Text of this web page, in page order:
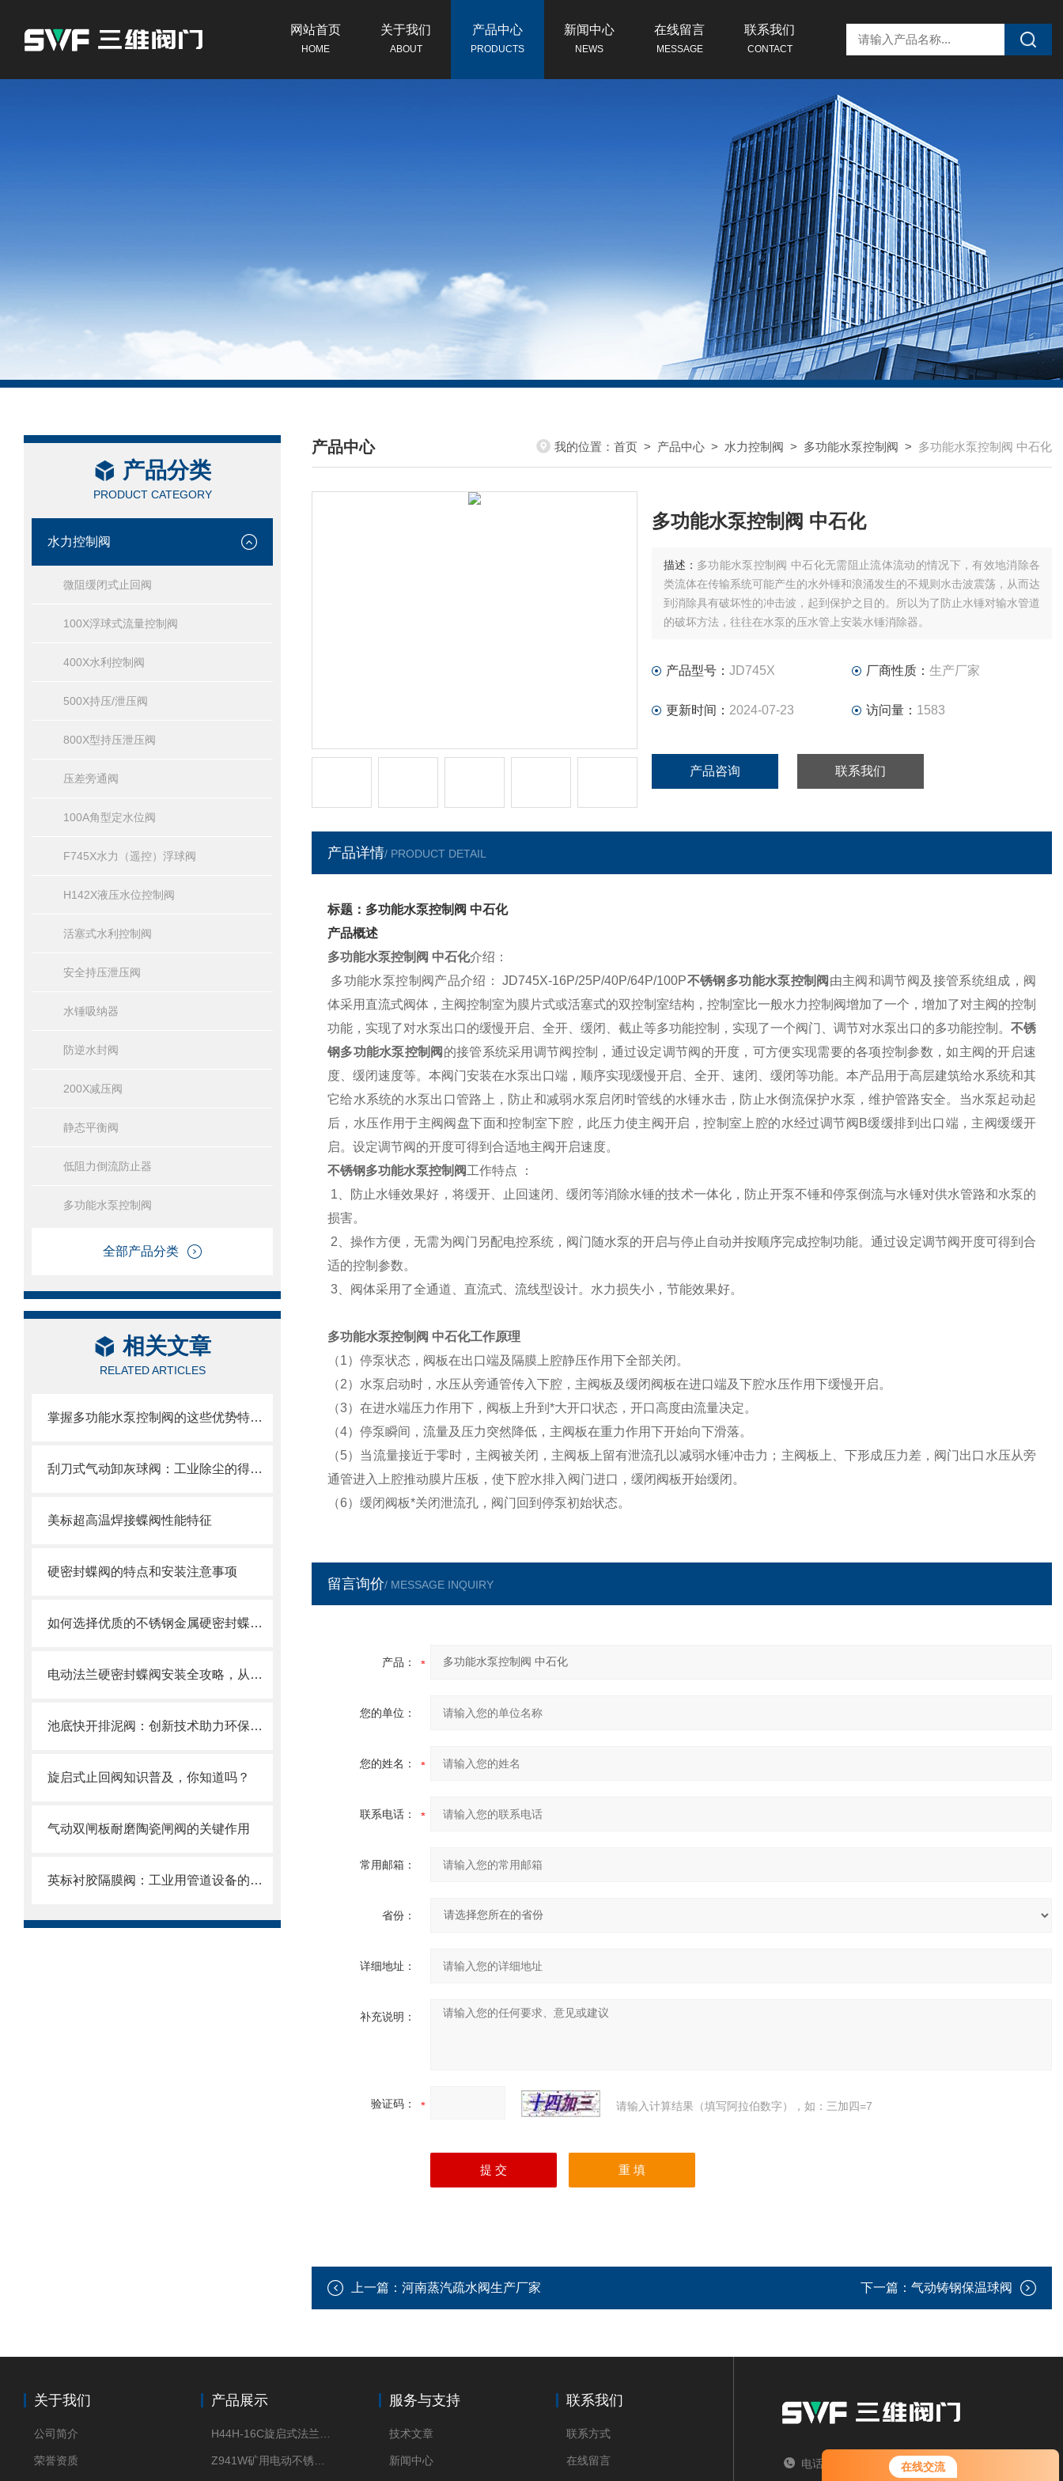
在线交流
网站首页
HOME
关于我们
ABOUT
产品中心
PRODUCTS
新闻中心
NEWS
在线留言
MESSAGE
联系我们
CONTACT
产品分类
PRODUCT CATEGORY
水力控制阀
微阻缓闭式止回阀
100X浮球式流量控制阀
400X水利控制阀
500X持压/泄压阀
800X型持压泄压阀
压差旁通阀
100A角型定水位阀
F745X水力（遥控）浮球阀
H142X液压水位控制阀
活塞式水利控制阀
安全持压泄压阀
水锤吸纳器
防逆水封阀
200X减压阀
静态平衡阀
低阻力倒流防止器
多功能水泵控制阀
全部产品分类
相关文章
RELATED ARTICLES
掌握多功能水泵控制阀的这些优势特点很重要！
刮刀式气动卸灰球阀：工业除尘的得力助手
美标超高温焊接蝶阀性能特征
硬密封蝶阀的特点和安装注意事项
如何选择优质的不锈钢金属硬密封蝶阀？
电动法兰硬密封蝶阀安装全攻略，从基础到调试的精密指南
池底快开排泥阀：创新技术助力环保产业
旋启式止回阀知识普及，你知道吗？
气动双闸板耐磨陶瓷闸阀的关键作用
英标衬胶隔膜阀：工业用管道设备的优选之选
产品中心
/ PRODUCTS CENTER
我的位置： 首页 > 产品中心 > 水力控制阀 > 多功能水泵控制阀 > 多功能水泵控制阀 中石化
多功能水泵控制阀 中石化
描述： 多功能水泵控制阀 中石化无需阻止流体流动的情况下，有效地消除各
类流体在传输系统可能产生的水外锤和浪涌发生的不规则水击波震荡，从而达
到消除具有破坏性的冲击波，起到保护之目的。所以为了防止水锤对输水管道
的破坏方法，往往在水泵的压水管上安装水锤消除器。
产品型号： JD745X 厂商性质： 生产厂家
更新时间： 2024-07-23 访问量： 1583
产品咨询 联系我们
产品详情/ PRODUCT DETAIL
标题：多功能水泵控制阀 中石化
产品概述
多功能水泵控制阀 中石化介绍：
多功能水泵控制阀产品介绍： JD745X-16P/25P/40P/64P/100P不锈钢多功能水泵控制阀 由主阀和调节阀及接管系统组成，阀
体采用直流式阀体，主阀控制室为膜片式或活塞式的双控制室结构，控制室比一般水力控制阀增加了一个，增加了对主阀的控制
功能，实现了对水泵出口的缓慢开启、全开、缓闭、截止等多功能控制，实现了一个阀门、调节对水泵出口的多功能控制。 不锈
钢多功能水泵控制阀 的接管系统采用调节阀控制，通过设定调节阀的开度，可方便实现需要的各项控制参数，如主阀的开启速
度、缓闭速度等。本阀门安装在水泵出口端，顺序实现缓慢开启、全开、速闭、缓闭等功能。本产品用于高层建筑给水系统和其
它给水系统的水泵出口管路上，防止和减弱水泵启闭时管线的水锤水击，防止水倒流保护水泵，维护管路安全。当水泵起动起
后，水压作用于主阀阀盘下面和控制室下腔，此压力使主阀开启，控制室上腔的水经过调节阀B缓缓排到出口端，主阀缓缓开
启。设定调节阀的开度可得到合适地主阀开启速度。
不锈钢多功能水泵控制阀工作特点 ：
1、防止水锤效果好，将缓开、止回速闭、缓闭等消除水锤的技术一体化，防止开泵不锤和停泵倒流与水锤对供水管路和水泵的
损害。
2、操作方便，无需为阀门另配电控系统，阀门随水泵的开启与停止自动并按顺序完成控制功能。通过设定调节阀开度可得到合
适的控制参数。
3、阀体采用了全通道、直流式、流线型设计。水力损失小，节能效果好。
多功能水泵控制阀 中石化工作原理
（1）停泵状态，阀板在出口端及隔膜上腔静压作用下全部关闭。
（2）水泵启动时，水压从旁通管传入下腔，主阀板及缓闭阀板在进口端及下腔水压作用下缓慢开启。
（3）在进水端压力作用下，阀板上升到*大开口状态，开口高度由流量决定。
（4）停泵瞬间，流量及压力突然降低，主阀板在重力作用下开始向下滑落。
（5）当流量接近于零时，主阀被关闭，主阀板上留有泄流孔以减弱水锤冲击力；主阀板上、下形成压力差，阀门出口水压从旁
通管进入上腔推动膜片压板，使下腔水排入阀门进口，缓闭阀板开始缓闭。
（6）缓闭阀板*关闭泄流孔，阀门回到停泵初始状态。
留言询价/ MESSAGE INQUIRY
产品：
您的单位：
您的姓名：
联系电话：
常用邮箱：
省份：
详细地址：
补充说明：
验证码： 请输入计算结果（填写阿拉伯数字），如：三加四=7
上一篇： 河南蒸汽疏水阀生产厂家 下一篇： 气动铸钢保温球阀
关于我们
公司简介
荣誉资质
产品展示 服务与支持
技术文章
新闻中心
联系我们
联系方式
在线留言 电话：TEL